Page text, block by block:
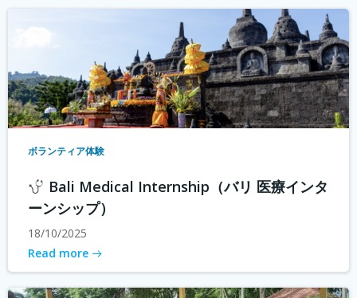
ボランティア体験
Bali Medical Internship（バリ 医療インタ
ーンシップ）
18/10/2025
Read more